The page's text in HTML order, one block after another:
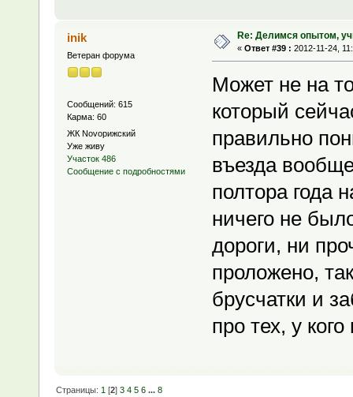
inik
Ветеран форума
Сообщений: 615
Карма: 60
ЖК Novoрижский
Уже живу
Участок 486
Сообщение с подробностями
Re: Делимся опытом,
« Ответ #39 : 2012-11-24,
Может не на
который
правильно
въезда
полтора года
ничего не
дороги, ни
проложено,
брусчатки и
про тех, у
Страницы: 1 [2]3 4 5 6 ...8